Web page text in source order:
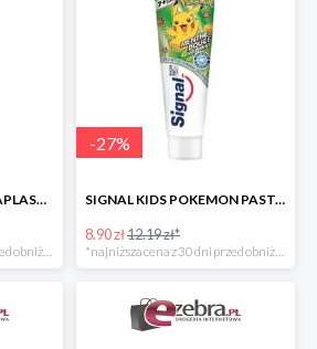
LA ROCHE POSAY CICAPLAST BAUME B5 KOJĄCY BALSAM REGENERUJĄCY
*najniższa cena z 30 dni przed obniżką
-27%
SIGNAL KIDS POKEMON PASTA DO ZĘBÓW DLA DZIECI
8.90 zł12.19 zł*
*najniższa cena z 30 dni przed obniżką